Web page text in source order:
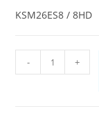
KSM26ES8 / 8HD
- +